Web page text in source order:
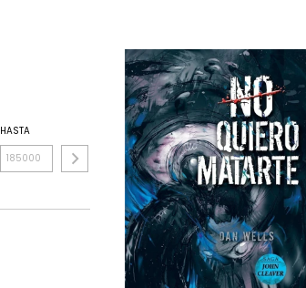
HASTA